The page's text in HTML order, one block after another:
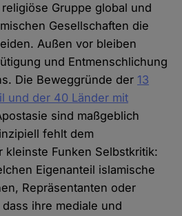
Gruppe global und
Gesellschaften die
Außen vor bleiben
und Entmenschlichung
Die Beweggründe der 13
und der 40 Länder mit
sind maßgeblich
fehlt dem
kleinste Funken Selbstkritik:
Eigenanteil islamische
Repräsentanten oder
ihre mediale und